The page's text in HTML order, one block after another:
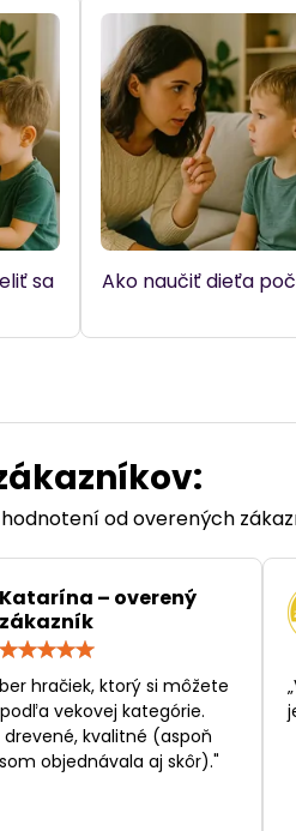
sa Ako naučiť dieťa
od overených
Katarína – overený
zákazník
/
5
hračiek, ktorý si môžete
vekovej kategórie.
drevené, kvalitné (aspoň
objednávala aj skôr)."